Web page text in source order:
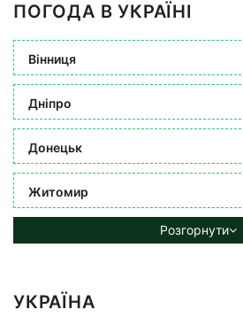
ПОГОДА В УКРАЇНІ
Вінниця
Дніпро
Донецьк
Житомир
Розгорнути
УКРАЇНА